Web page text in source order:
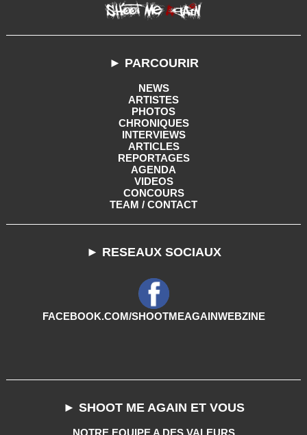
► PARCOURIR
NEWS
ARTISTES
PHOTOS
CHRONIQUES
INTERVIEWS
ARTICLES
REPORTAGES
AGENDA
VIDEOS
CONCOURS
TEAM / CONTACT
► RESEAUX SOCIAUX
FACEBOOK.COM/SHOOTMEAGAINWEBZINE
► SHOOT ME AGAIN ET VOUS
NOTRE EQUIPE A DES VALEURS